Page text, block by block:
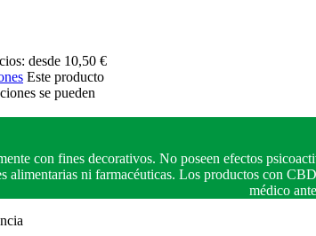
desde 10,50 €
Este producto
se pueden
con fines decorativos. No poseen efectos
alimentarias ni farmacéuticas. Los productos con
médico